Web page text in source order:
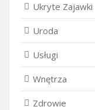
Ukryte Zajawki
Uroda
Usługi
Wnętrza
Zdrowie